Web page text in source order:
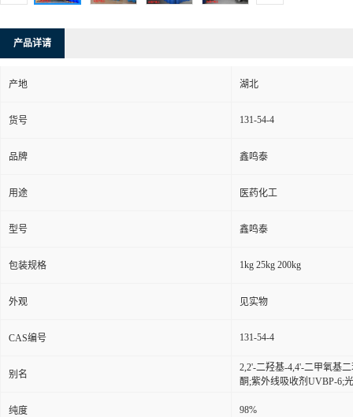
产品详请
产地 湖北
货号 131-54-4
品牌 鑫鸣泰
用途 医药化工
型号 鑫鸣泰
包装规格 1kg 25kg 200kg
外观 见实物
CAS编号 131-54-4
别名
2,2'-二羟基-4,4'-二甲氧基
酮;紫外线吸收剂UVBP-6;
纯度 98%